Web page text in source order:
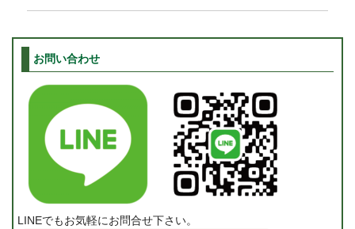
お問い合わせ
LINEでもお気軽にお問合せ下さい。